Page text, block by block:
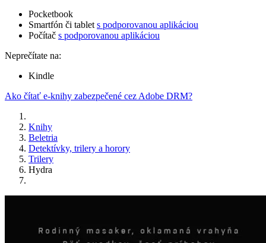
Pocketbook
Smartfón či tablet s podporovanou aplikáciou
Počítač s podporovanou aplikáciou
Neprečítate na:
Kindle
Ako čítať e-knihy zabezpečené cez Adobe DRM?
Knihy
Beletria
Detektívky, trilery a horory
Trilery
Hydra